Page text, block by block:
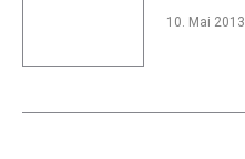
10. Mai 2013